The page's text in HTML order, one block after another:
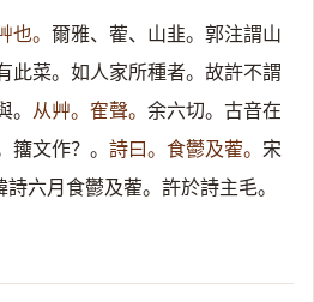
也。 爾雅、蒮、山韭。郭注謂山
此菜。如人家所種者。故許不謂
。 从艸。隺聲。 余六切。古音在
籒文作？。 詩曰。食鬱及蒮。 宋
六月食鬱及蒮。許於詩主毛。